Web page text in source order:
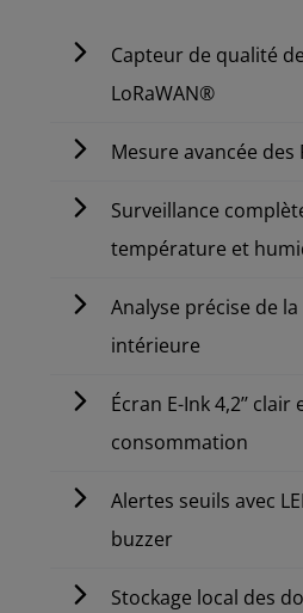
Capteur de qualité
LoRaWAN®
Mesure avancée des
Surveillance
température et
Analyse précise de
intérieure
Écran E-Ink 4,2’’ clair
consommation
Alertes seuils avec
buzzer
Stockage local des